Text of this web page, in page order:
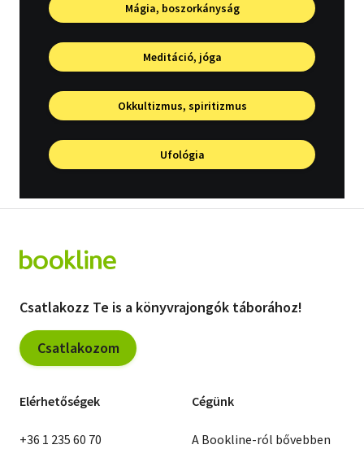
Történelem
Vallás
Egyéb
Mágia, boszorkányság
Meditáció, jóga
Okkultizmus, spiritizmus
Ufológia
Csatlakozz Te is a könyvrajongók táborához!
Csatlakozom
Elérhetőségek
+36 1 235 60 70
Cégünk
A Bookline-ról bővebben